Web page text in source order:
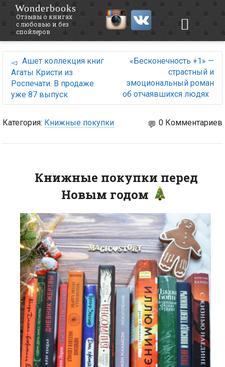
Wonderbooks
Отзывы о книгах
с любовью и без
спойлеров
Ашет коллекция книг
Агаты Кристи из
Роспечати. В продаже
уже 87 выпуск
«Бесконечность +1» —
страстный и
эмоциональный роман
об отчаявшихся людях
Категория: Книжные покупки 0 Комментариев
Книжные покупки перед
Новым годом